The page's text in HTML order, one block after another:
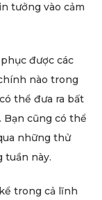
tưởng vào cảm
được các
nào trong
thể đưa ra bất
Bạn cũng có thể
những thử
tuần này.
trong cả lĩnh